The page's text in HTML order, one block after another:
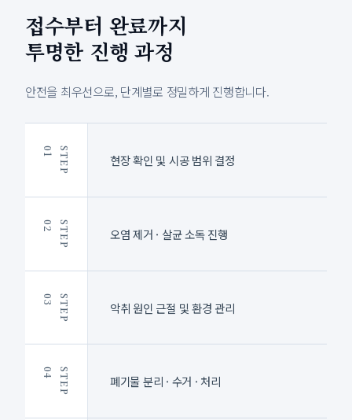
접수부터 완료까지
투명한 진행 과정
안전을 최우선으로, 단계별로 정밀하게 진행합니다.
S
T
E
P
0
1
현장 확인 및 시공 범위 결정
S
T
E
P
0
2 오염 제거 · 살균 소독 진행
S
T
E
P
0
3 악취 원인 근절 및 환경 관리
S
T
E
P
0
4 폐기물 분리 · 수거 · 처리